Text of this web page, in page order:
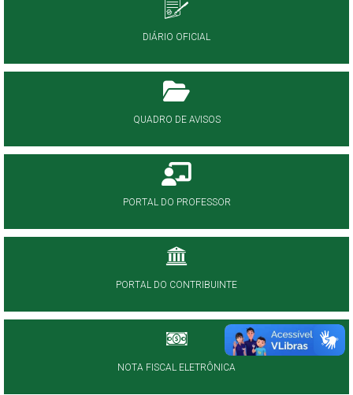
DIÁRIO OFICIAL
QUADRO DE AVISOS
PORTAL DO PROFESSOR
PORTAL DO CONTRIBUINTE
NOTA FISCAL ELETRÔNICA